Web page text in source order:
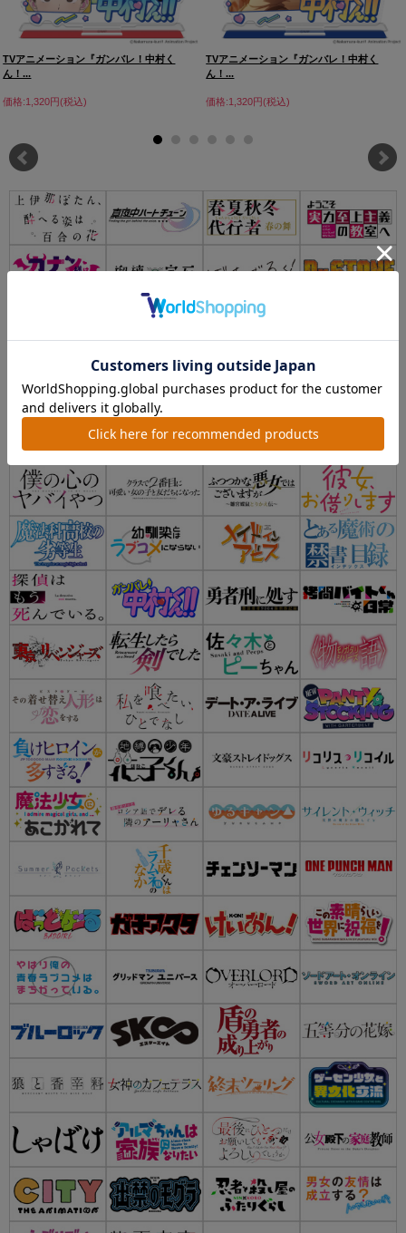
TVアニメーション『ガンバレ！中村く
ん！...
価格:1,320円(税込)
TVアニメーション『ガンバレ！中村く
ん！...
価格:1,320円(税込)